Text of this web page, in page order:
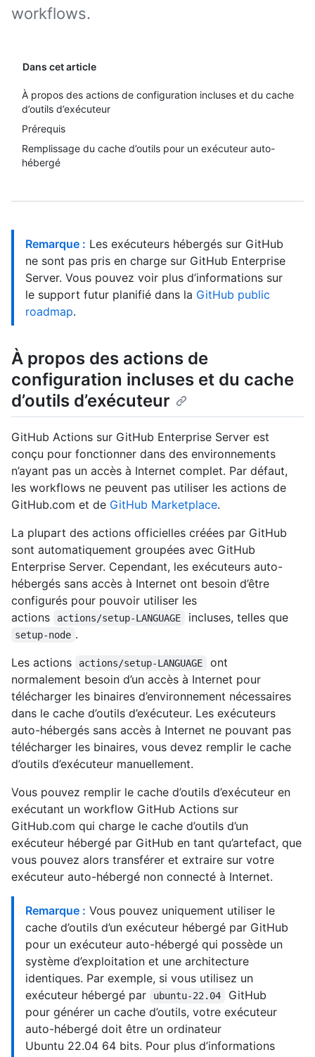
workflows.
Dans cet article
À propos des actions de configuration incluses et du cache
d’outils d’exécuteur
Prérequis
Remplissage du cache d’outils pour un exécuteur auto-
hébergé
Remarque : Les exécuteurs hébergés sur GitHub
ne sont pas pris en charge sur GitHub Enterprise
Server. Vous pouvez voir plus d’informations sur
le support futur planifié dans la GitHub public
roadmap.
À propos des actions de
configuration incluses et du cache
d’outils d’exécuteur
GitHub Actions sur GitHub Enterprise Server est
conçu pour fonctionner dans des environnements
n’ayant pas un accès à Internet complet. Par défaut,
les workflows ne peuvent pas utiliser les actions de
GitHub.com et de GitHub Marketplace.
La plupart des actions officielles créées par GitHub
sont automatiquement groupées avec GitHub
Enterprise Server. Cependant, les exécuteurs auto-
hébergés sans accès à Internet ont besoin d’être
configurés pour pouvoir utiliser les
actions
actions/setup-LANGUAGE incluses, telles que
setup-node .
Les actions
actions/setup-LANGUAGE
ont
normalement besoin d’un accès à Internet pour
télécharger les binaires d’environnement nécessaires
dans le cache d’outils d’exécuteur. Les exécuteurs
auto-hébergés sans accès à Internet ne pouvant pas
télécharger les binaires, vous devez remplir le cache
d’outils d’exécuteur manuellement.
Vous pouvez remplir le cache d’outils d’exécuteur en
exécutant un workflow GitHub Actions sur
GitHub.com qui charge le cache d’outils d’un
exécuteur hébergé par GitHub en tant qu’artefact, que
vous pouvez alors transférer et extraire sur votre
exécuteur auto-hébergé non connecté à Internet.
Remarque : Vous pouvez uniquement utiliser le
cache d’outils d’un exécuteur hébergé par GitHub
pour un exécuteur auto-hébergé qui possède un
système d’exploitation et une architecture
identiques. Par exemple, si vous utilisez un
exécuteur hébergé par
ubuntu-22.04
GitHub
pour générer un cache d’outils, votre exécuteur
auto-hébergé doit être un ordinateur
Ubuntu 22.04 64 bits. Pour plus d’informations